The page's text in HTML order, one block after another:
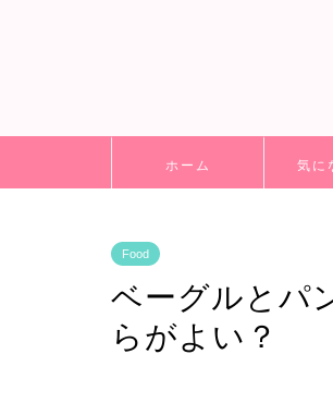
ホーム 気に
Food
ベーグルとパ
らがよい？